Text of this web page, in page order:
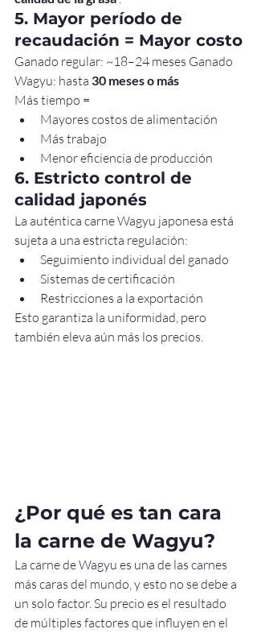
5. Mayor período de
recaudación = Mayor costo
Ganado regular: ~18–24 meses Ganado
Wagyu: hasta 30 meses o más
Más tiempo =
Mayores costos de alimentación
Más trabajo
Menor eficiencia de producción
6. Estricto control de
calidad japonés
La auténtica carne Wagyu japonesa está
sujeta a una estricta regulación:
Seguimiento individual del ganado
Sistemas de certificación
Restricciones a la exportación
Esto garantiza la uniformidad, pero
también eleva aún más los precios.
¿Por qué es tan cara
la carne de Wagyu?
La carne de Wagyu es una de las carnes
más caras del mundo, y esto no se debe a
un solo factor. Su precio es el resultado
de múltiples factores que influyen en el